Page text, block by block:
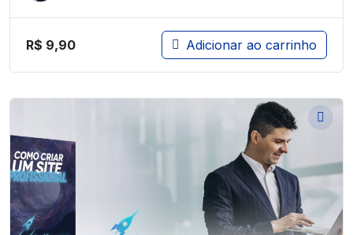
R$ 9,90 Adicionar ao carrinho